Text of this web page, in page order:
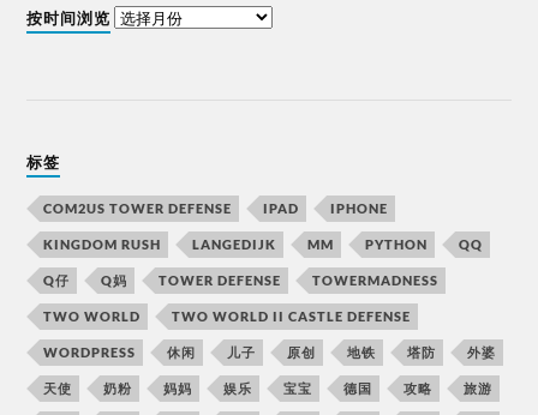
按时间浏览
标签
COM2US TOWER DEFENSE IPAD IPHONE
KINGDOM RUSH LANGEDIJK MM PYTHON QQ
Q仔 Q妈 TOWER DEFENSE TOWERMADNESS
TWO WORLD TWO WORLD II CASTLE DEFENSE
WORDPRESS 休闲 儿子 原创 地铁 塔防 外婆
天使 奶粉 妈妈 娱乐 宝宝 德国 攻略 旅游